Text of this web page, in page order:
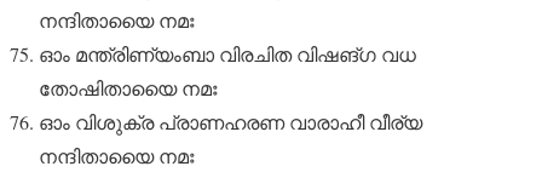
നന്ദിതായൈ നമഃ
ഓം മന്ത്രിണ്യംബാ വിരചിത വിഷങ്ഗ വധ
തോഷിതായൈ നമഃ
ഓം വിശുക്ര പ്രാണഹരണ വാരാഹീ വീര്യ
നന്ദിതായൈ നമഃ